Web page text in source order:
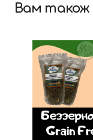
Вам також